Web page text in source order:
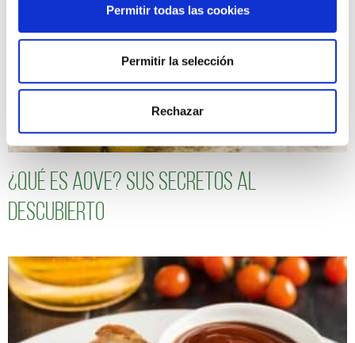
Permitir todas las cookies
Permitir la selección
Rechazar
¿Qué es AOVE? Sus secretos al
descubierto